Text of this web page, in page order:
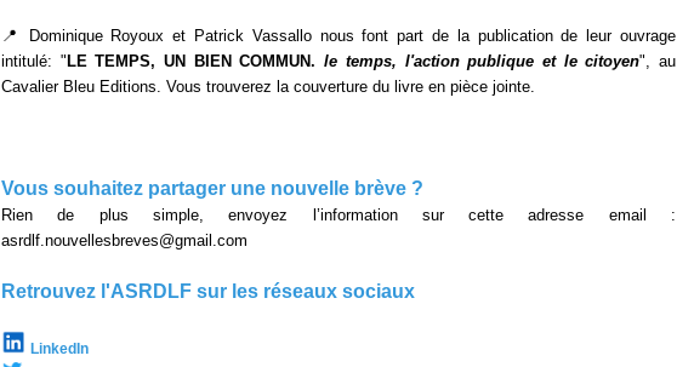
📍 Dominique Royoux et Patrick Vassallo nous font part de la publication de leur ouvrage
intitulé: " LE TEMPS, UN BIEN COMMUN. le temps, l'action publique et le citoyen", au
Cavalier Bleu Editions. Vous trouverez la couverture du livre en pièce jointe.
Vous souhaitez partager une nouvelle brève ?
Rien de plus simple, envoyez l’information sur cette adresse email :
asrdlf.nouvellesbreves@gmail.com
Retrouvez l'ASRDLF sur les réseaux sociaux
LinkedIn